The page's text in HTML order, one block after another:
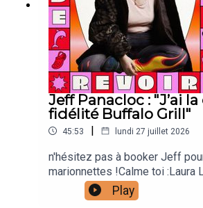
Jeff Panacloc : "J’ai
fidélité Buffalo Grill"
45:53 | lundi 27 juillet 2026
n'hésitez pas à booker Jeff
marionnettes !Calme toi :Laura
directrice de production et
techniqueAntonia Louveau :
Play